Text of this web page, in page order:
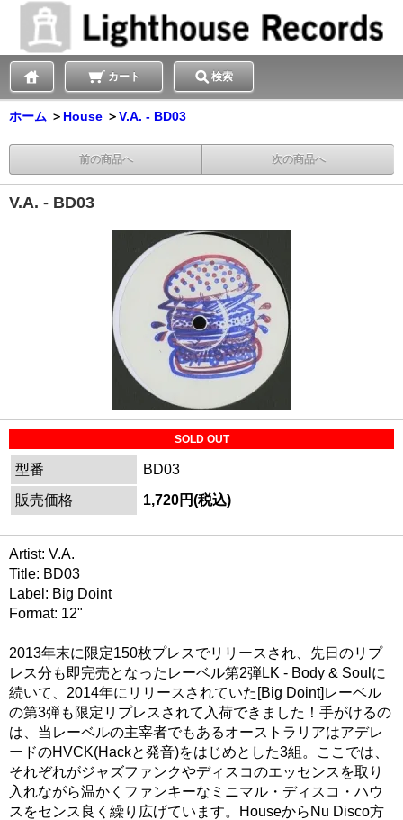
カート 検索
ホーム ＞ House ＞V.A. - BD03
前の商品へ 次の商品へ
V.A. - BD03
SOLD OUT
型番
BD03
販売価格
1,720円(税込)
Artist: V.A.
Title: BD03
Label: Big Doint
Format: 12"
2013年末に限定150枚プレスでリリースされ、先日のリプ
レス分も即完売となったレーベル第2弾LK - Body & Soulに
続いて、2014年にリリースされていた[Big Doint]レーベル
の第3弾も限定リプレスされて入荷できました！手がけるの
は、当レーベルの主宰者でもあるオーストラリアはアデレ
ードのHVCK(Hackと発音)をはじめとした3組。ここでは、
それぞれがジャズファンクやディスコのエッセンスを取り
入れながら温かくファンキーなミニマル・ディスコ・ハウ
スをセンス良く繰り広げています。HouseからNu Disco方